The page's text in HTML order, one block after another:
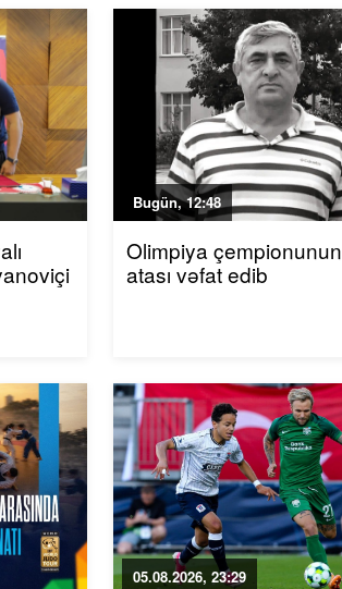
Bugün, 12:48
Olimpiya çempionunun
atası vəfat edib
05.08.2026, 23:29